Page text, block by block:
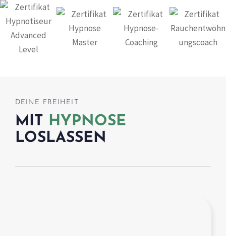
DEINE FREIHEIT
MIT HYPNOSE
LOSLASSEN